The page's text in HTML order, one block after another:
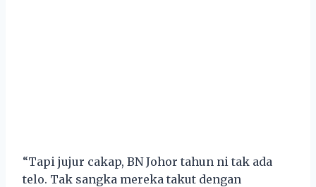
“Tapi jujur cakap, BN Johor tahun ni tak ada
telo. Tak sangka mereka takut dengan